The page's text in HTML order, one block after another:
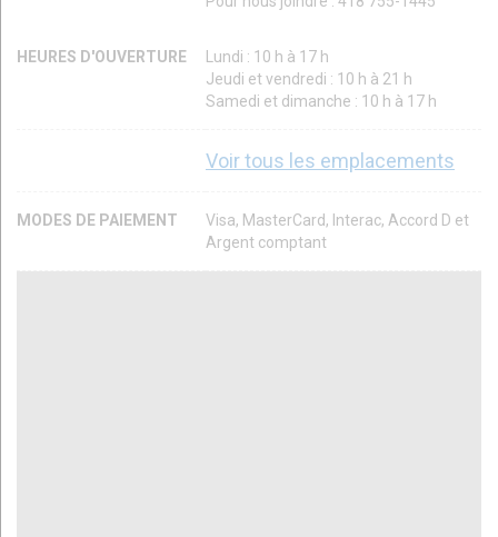
HEURES D'OUVERTURE
Lundi : 10 h à 17 h
Jeudi et vendredi : 10 h à 21 h
Samedi et dimanche : 10 h à 17 h
Voir tous les emplacements
MODES DE PAIEMENT
Visa, MasterCard, Interac, Accord D et
Argent comptant